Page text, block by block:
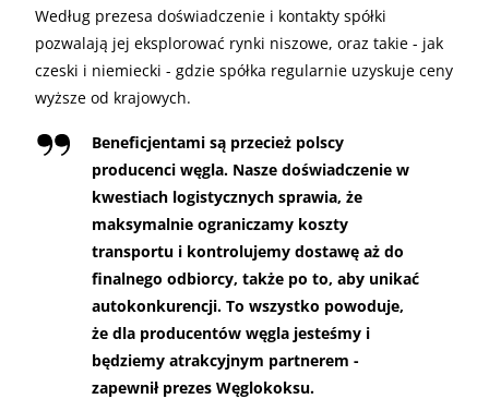
Według prezesa doświadczenie i kontakty spółki
pozwalają jej eksplorować rynki niszowe, oraz takie - jak
czeski i niemiecki - gdzie spółka regularnie uzyskuje ceny
wyższe od krajowych.
Beneficjentami są przecież polscy
producenci węgla. Nasze doświadczenie w
kwestiach logistycznych sprawia, że
maksymalnie ograniczamy koszty
transportu i kontrolujemy dostawę aż do
finalnego odbiorcy, także po to, aby unikać
autokonkurencji. To wszystko powoduje,
że dla producentów węgla jesteśmy i
będziemy atrakcyjnym partnerem -
zapewnił prezes Węglokoksu.